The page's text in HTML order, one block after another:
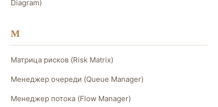
Diagram)
М
Матрица рисков (Risk Matrix)
Менеджер очереди (Queue Manager)
Менеджер потока (Flow Manager)